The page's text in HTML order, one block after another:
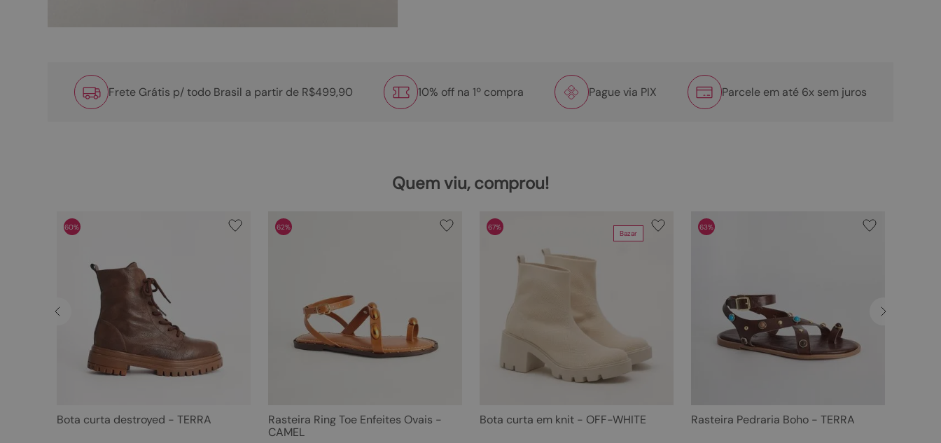
Frete Grátis p/ todo Brasil a partir de R$499,90 10% off na 1º compra Pague via PIX Parcele em até 6x sem juros
Quem viu, comprou!
60%
Bota curta destroyed - TERRA
62%
Rasteira Ring Toe Enfeites Ovais -
CAMEL
Bazar
67%
Bota curta em knit - OFF-WHITE
63%
Rasteira Pedraria Boho - TERRA